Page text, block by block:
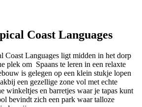
Coast Languages
Coast Languages ligt midden in het dorp
plek om Spaans te leren in een relaxte
is gelegen op een klein stukje lopen
een gezellige zone vol met echte
winkeltjes en barretjes waar je tapas kunt
bevindt zich een park waar talloze